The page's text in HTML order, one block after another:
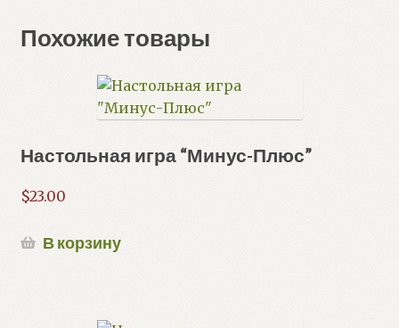
Похожие товары
Настольная игра “Минус-Плюс”
$23.00
В корзину